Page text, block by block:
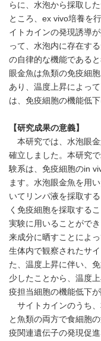
らに、水泡から採取し
ところ、ex vivo培養を
イトカインの発現誘導
って、水泡内に存在す
の自律的な機能である
眼金魚は魚類の免疫細
あり、温度上昇によっ
は、免疫細胞の機能低
【研究成果の意義】
本研究では、水泡眼
確立しました。本研究
験系は、免疫細胞のin
ます。水泡眼金魚を用
いてリンパ液を採取す
く免疫細胞を採取する
実験に用いることがで
来成分に晒すことによ
生体内で観察されたサ
た、温度上昇に伴い、
少したことから、温度
疫担当細胞の機能低下
サイトカインのうち
と魚類の両方で食細胞
疫関連遺伝子の発現促